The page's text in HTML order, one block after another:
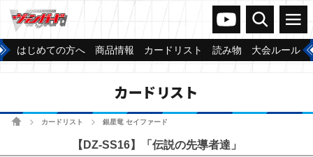
ヴァンガードch
検索 メニュー
はじめての方へ 商品情報 カードリスト 読み物 大会ルール
カードリスト
ホームカードリスト 銀星竜 セイファード
【DZ-SS16】「伝説の先導者達」